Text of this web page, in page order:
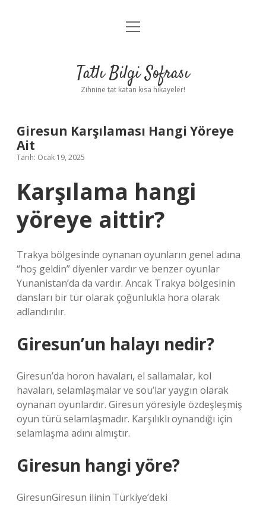
Anasayfa
Yasal Uyarı
menüyü
Tatlı Bilgi Sofrası
Zihnine tat katan kısa hikayeler!
Giresun Karşılaması Hangi Yöreye
Ait
Tarih: Ocak 19, 2025
Karşılama hangi
yöreye aittir?
Trakya bölgesinde oynanan oyunların genel adına
“hoş geldin” diyenler vardır ve benzer oyunlar
Yunanistan’da da vardır. Ancak Trakya bölgesinin
dansları bir tür olarak çoğunlukla hora olarak
adlandırılır.
Giresun’un halayı nedir?
Giresun’da horon havaları, el sallamalar, kol
havaları, selamlaşmalar ve sou’lar yaygın olarak
oynanan oyunlardır. Giresun yöresiyle özdeşleşmiş
oyun türü selamlaşmadır. Karşılıklı oynandığı için
selamlaşma adını almıştır.
Giresun hangi yöre?
GiresunGiresun ilinin Türkiye’deki